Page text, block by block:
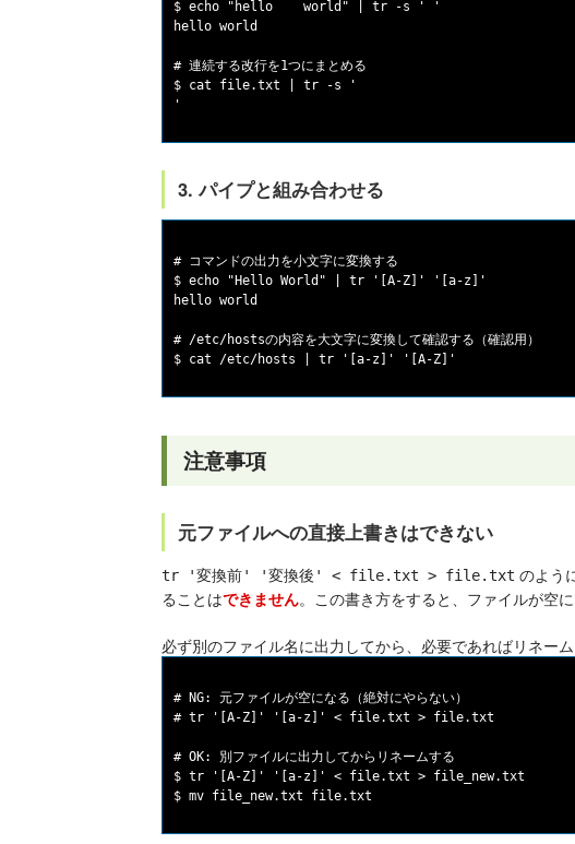
$ echo "hello    world" | tr -s ' '
hello world
# 連続する改行を1つにまとめる
$ cat file.txt | tr -s '
3. パイプと組み合わせる
# コマンドの出力を小文字に変換する
$ echo "Hello World" | tr '[A-Z]' '[a-z]'
hello world
# /etc/hostsの内容を大文字に変換して確認する（確認用）
注意事項
元ファイルへの直接上書きはできない
tr '変換前' '変換後' < file.txt > file.txt のよう
ることはできません。この書き方をすると、ファイルが空
必ず別のファイル名に出力してから、必要であればリネー
# NG: 元ファイルが空になる（絶対にやらない）
# tr '[A-Z]' '[a-z]' < file.txt > file.txt
# OK: 別ファイルに出力してからリネームする
$ tr '[A-Z]' '[a-z]' < file.txt > file_new.txt